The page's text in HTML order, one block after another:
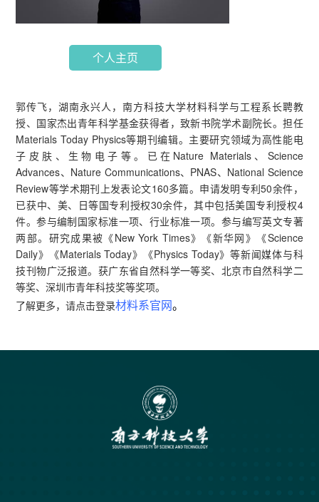
个人主页
郭传飞，湖南永兴人，南方科技大学材料科学与工程系长聘教
授、国家杰出青年科学基金获得者，致新书院学术副院长。担任
Materials Today Physics等期刊编辑。主要研究领域为高性能电
子皮肤、生物电子等。已在Nature Materials、Science
Advances、Nature Communications、PNAS、National Science
Review等学术期刊上发表论文160多篇。申请发明专利50余件，
已获中、美、日等国专利授权30余件，其中包括美国专利授权4
件。参与编制国家标准一项、行业标准一项。参与编写英文专著
两部。研究成果被《New York Times》《新华网》《Science
Daily》《Materials Today》《Physics Today》等新闻媒体与科
技刊物广泛报道。获广东省自然科学一等奖、北京市自然科学二
等奖、深圳市青年科技奖等奖项。
了解更多，请点击登录材料系官网。